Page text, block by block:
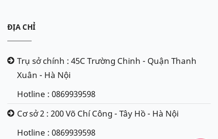
ĐỊA CHỈ
Trụ sở chính : 45C Trường Chinh - Quận Thanh
Xuân - Hà Nội
Hotline : 0869939598
Cơ sở 2 : 200 Võ Chí Công - Tây Hồ - Hà Nội
Hotline : 0869939598